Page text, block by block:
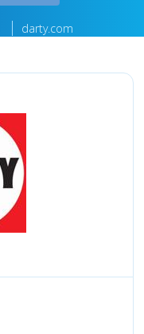
darty.com